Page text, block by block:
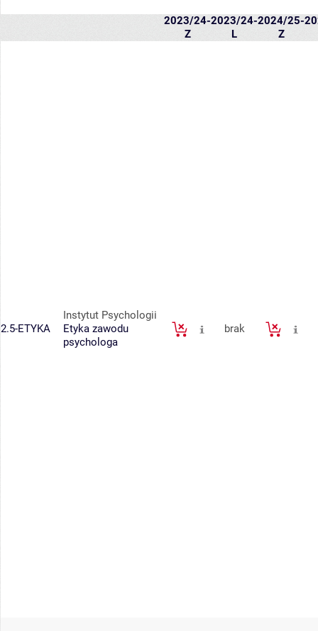
2023/24-
Z
2023/24-
L
2024/25-
Z
2.5-ETYKA
Instytut Psychologii
Etyka zawodu
psychologa
brak